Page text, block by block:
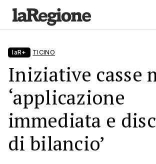
laR+ TICINO
Iniziative casse
‘applicazione
immediata e
di bilancio’